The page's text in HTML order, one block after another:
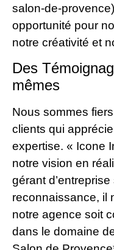
salon-de-
opportunité pour
notre créativité et
Des
mêmes
Nous sommes
clients qui
expertise. « Icone
notre vision en
gérant
reconnaissance, il
notre agence soit
dans le domaine